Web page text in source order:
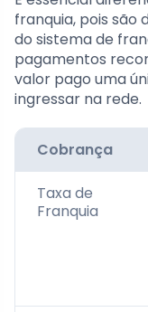
franquia, pois são
do sistema de
pagamentos
valor pago uma
ingressar na rede.
Cobrança
Taxa de
Franquia